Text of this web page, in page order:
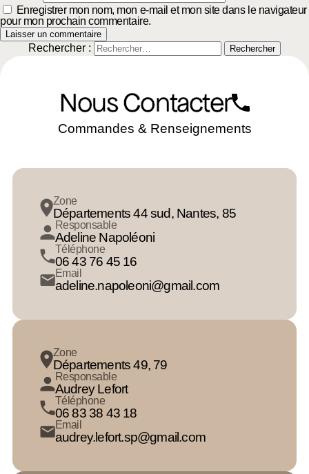
Enregistrer mon nom, mon e-mail et mon site dans le navigateur
pour mon prochain commentaire.
Rechercher :
Nous Contacter
Commandes & Renseignements
Zone
Départements 44 sud, Nantes, 85
Responsable
Adeline Napoléoni
Téléphone
06 43 76 45 16
Email
adeline.napoleoni@gmail.com
Zone
Départements 49, 79
Responsable
Audrey Lefort
Téléphone
06 83 38 43 18
Email
audrey.lefort.sp@gmail.com